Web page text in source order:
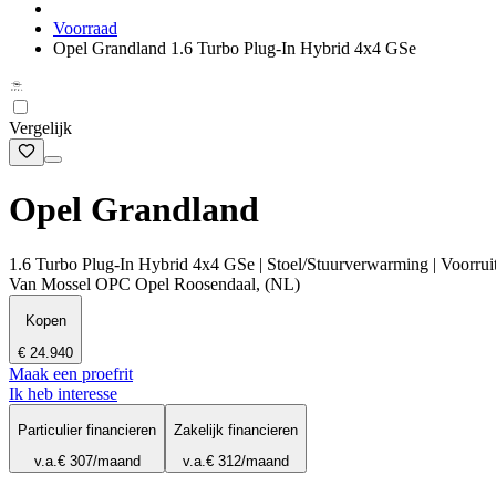
Voorraad
Opel Grandland 1.6 Turbo Plug-In Hybrid 4x4 GSe
Vergelijk
Opel Grandland
1.6 Turbo Plug-In Hybrid 4x4 GSe | Stoel/Stuurverwarming |
Van Mossel OPC Opel Roosendaal, (NL)
Kopen
€ 24.940
Maak een proefrit
Ik heb interesse
Particulier financieren
v.a.€ 307/maand
Zakelijk financieren
v.a.€ 312/maand